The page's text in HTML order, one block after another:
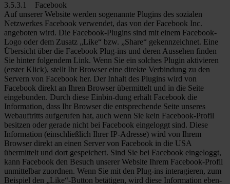
3.5.3.1 Facebook
Auf unserer Website werden sogenannte Plugins des sozialen
Netzwerkes Facebook verwendet, das von der Facebook Inc.
angeboten wird. Die Facebook-Plugins sind mit einem Facebook-
Logo oder dem Zusatz „Like“ bzw. „Share“ gekennzeichnet. Eine
Übersicht über die Facebook Plug-ins und deren Aussehen finden
Sie hinter folgendem Link. Wenn Sie ein solches Plugin aktivieren
(erster Klick), stellt Ihr Browser eine direkte Verbindung zu den
Servern von Facebook her. Der Inhalt des Plugins wird von
Facebook direkt an Ihren Browser übermittelt und in die Seite
eingebunden. Durch diese Einbin-dung erhält Facebook die
Information, dass Ihr Browser die entsprechende Seite unseres
Webauftritts aufgerufen hat, auch wenn Sie kein Facebook-Profil
besitzen oder gerade nicht bei Facebook eingeloggt sind. Diese
Information (einschließlich Ihrer IP-Adresse) wird von Ihrem
Browser direkt an einen Server von Facebook in die USA
übermittelt und dort gespeichert. Sind Sie bei Facebook eingeloggt,
kann Facebook den Besuch unserer Website Ihrem Facebook-Profil
unmittelbar zuordnen. Wenn Sie mit den Plug-ins interagieren, zum
Beispiel den „Like“-Button betätigen, wird diese Information eben-